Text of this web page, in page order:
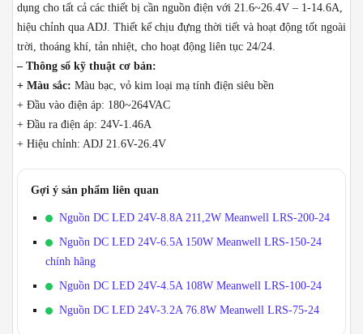
dụng cho tất cả các thiết bị cần nguồn điện với 21.6~26.4V – 1-14.6A,
hiệu chỉnh qua ADJ. Thiết kế chịu đựng thời tiết và hoạt động tốt ngoài
trời, thoáng khí, tản nhiệt, cho hoạt động liên tục 24/24.
– Thông số kỹ thuật cơ bản:
+ Màu sắc: Màu bạc, vỏ kim loại mạ tính điện siêu bền
+ Đầu vào điện áp: 180~264VAC
+ Đầu ra điện áp: 24V-1.46A
+ Hiệu chỉnh: ADJ 21.6V-26.4V
Gợi ý sản phẩm liên quan
Nguồn DC LED 24V-8.8A 211,2W Meanwell LRS-200-24
Nguồn DC LED 24V-6.5A 150W Meanwell LRS-150-24
chính hãng
Nguồn DC LED 24V-4.5A 108W Meanwell LRS-100-24
Nguồn DC LED 24V-3.2A 76.8W Meanwell LRS-75-24